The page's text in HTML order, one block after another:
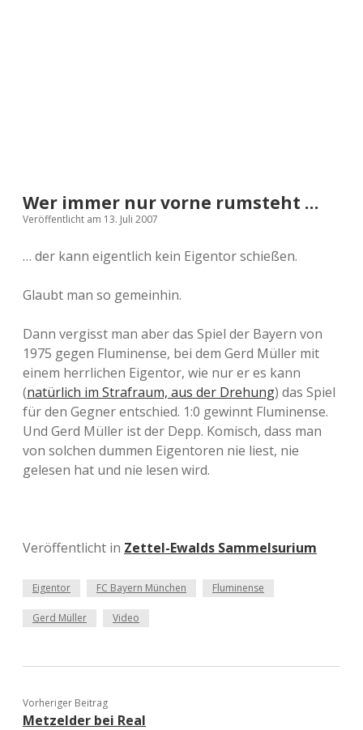
Wer immer nur vorne rumsteht …
Veröffentlicht am 13. Juli 2007
… der kann eigentlich kein Eigentor schießen.
Glaubt man so gemeinhin.
Dann vergisst man aber das Spiel der Bayern von
1975 gegen Fluminense, bei dem Gerd Müller mit
einem herrlichen Eigentor, wie nur er es kann
(natürlich im Strafraum, aus der Drehung) das Spiel
für den Gegner entschied. 1:0 gewinnt Fluminense.
Und Gerd Müller ist der Depp. Komisch, dass man
von solchen dummen Eigentoren nie liest, nie
gelesen hat und nie lesen wird.
Veröffentlicht in Zettel-Ewalds Sammelsurium
Eigentor FC Bayern München Fluminense
Gerd Müller Video
Vorheriger Beitrag
Metzelder bei Real